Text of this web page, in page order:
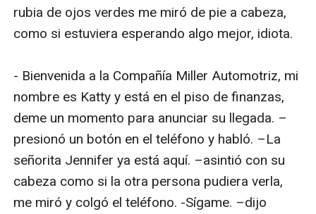
rubia de ojos verdes me miró de pie a cabeza,
como si estuviera esperando algo mejor, idiota.
- Bienvenida a la Compañía Miller Automotriz, mi
nombre es Katty y está en el piso de finanzas,
deme un momento para anunciar su llegada. –
presionó un botón en el teléfono y habló. –La
señorita Jennifer ya está aquí. –asintió con su
cabeza como si la otra persona pudiera verla,
me miró y colgó el teléfono. -Sígame. –dijo